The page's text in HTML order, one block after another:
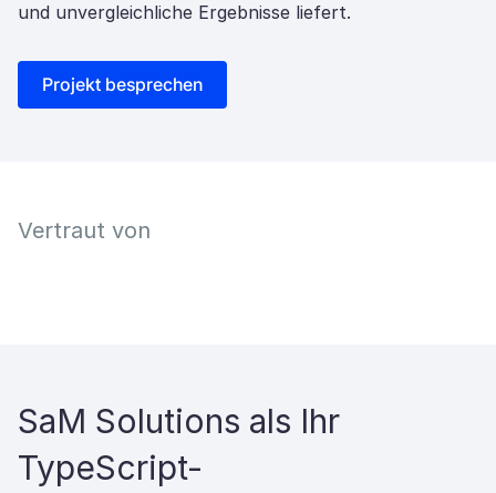
und unvergleichliche Ergebnisse liefert.
Projekt besprechen
Vertraut von
SaM Solutions als Ihr
TypeScript-